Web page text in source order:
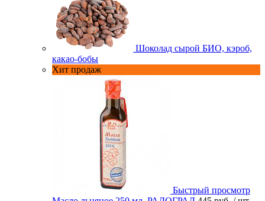
Шоколад сырой БИО, кэроб,
какао-бобы
Хит продаж
Быстрый просмотр